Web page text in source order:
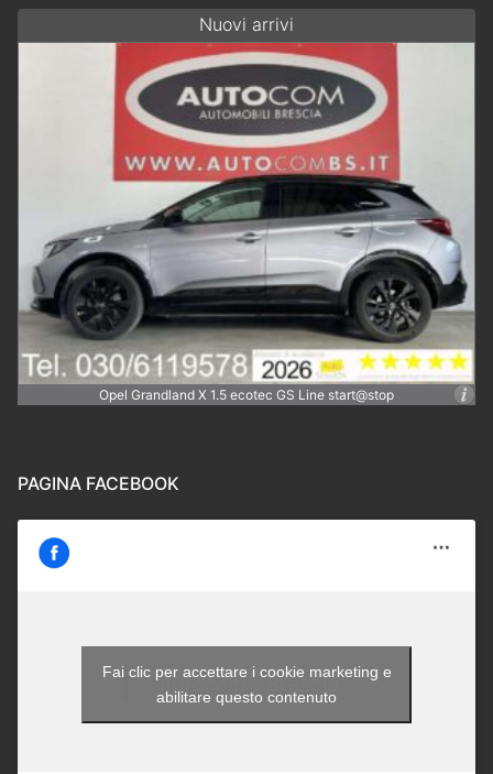
Nuovi arrivi
Opel Grandland X 1.5 ecotec GS Line start@stop
PAGINA FACEBOOK
Autocom - Brescia
Fai clic per accettare i cookie marketing e
abilitare questo contenuto